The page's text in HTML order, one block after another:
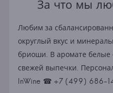
За что мы
Любим за
округлый вкус и
бриоши. В аромате белые
свежей выпечки.
InWine ☎ +7 (499) 686-